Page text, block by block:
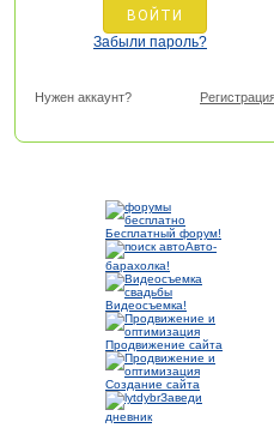
Забыли пароль?
Нужен аккаунт?
Бесплатный форум!
Авто-
барахолка!
Видеосъемка!
Продвижение сайта
Создание сайта
Заведи
дневник